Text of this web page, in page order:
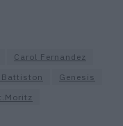
Carol Fernandez
Battiston
Genesis